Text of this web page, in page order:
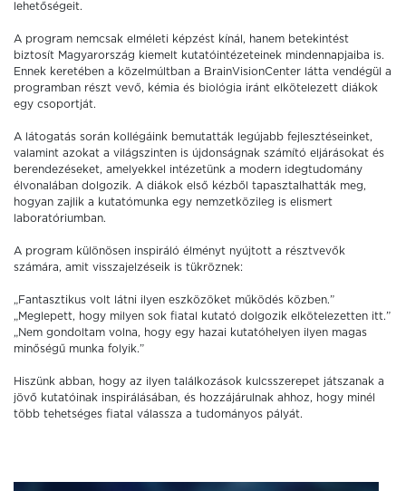
lehetőségeit.
A program nemcsak elméleti képzést kínál, hanem betekintést
biztosít Magyarország kiemelt kutatóintézeteinek mindennapjaiba is.
Ennek keretében a közelmúltban a BrainVisionCenter látta vendégül a
programban részt vevő, kémia és biológia iránt elkötelezett diákok
egy csoportját.
A látogatás során kollégáink bemutatták legújabb fejlesztéseinket,
valamint azokat a világszinten is újdonságnak számító eljárásokat és
berendezéseket, amelyekkel intézetünk a modern idegtudomány
élvonalában dolgozik. A diákok első kézből tapasztalhatták meg,
hogyan zajlik a kutatómunka egy nemzetközileg is elismert
laboratóriumban.
A program különösen inspiráló élményt nyújtott a résztvevők
számára, amit visszajelzéseik is tükröznek:
„Fantasztikus volt látni ilyen eszközöket működés közben.”
„Meglepett, hogy milyen sok fiatal kutató dolgozik elkötelezetten itt.”
„Nem gondoltam volna, hogy egy hazai kutatóhelyen ilyen magas
minőségű munka folyik.”
Hiszünk abban, hogy az ilyen találkozások kulcsszerepet játszanak a
jövő kutatóinak inspirálásában, és hozzájárulnak ahhoz, hogy minél
több tehetséges fiatal válassza a tudományos pályát.